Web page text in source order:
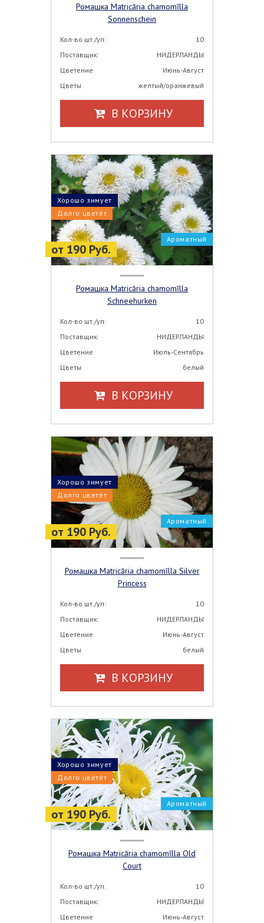
Ромашка Matricāria chamomīlla
Sonnenschein
Кол-во шт./уп:
10
Поставщик:
НИДЕРЛАНДЫ
Цветение
Июнь-Август
Цветы
желтый/оранжевый
В КОРЗИНУ
от 190 Руб.
Ароматный
Долго цветёт
Хорошо зимует
Ромашка Matricāria chamomīlla
Schneehurken
Кол-во шт./уп:
10
Поставщик:
НИДЕРЛАНДЫ
Цветение
Июль-Сентябрь
Цветы
белый
В КОРЗИНУ
от 190 Руб.
Ароматный
Долго цветёт
Хорошо зимует
Ромашка Matricāria chamomīlla Silver
Princess
Кол-во шт./уп:
10
Поставщик:
НИДЕРЛАНДЫ
Цветение
Июнь-Август
Цветы
белый
В КОРЗИНУ
от 190 Руб.
Ароматный
Долго цветёт
Хорошо зимует
Ромашка Matricāria chamomīlla Old
Court
Кол-во шт./уп:
10
Поставщик:
НИДЕРЛАНДЫ
Цветение
Июнь-Август